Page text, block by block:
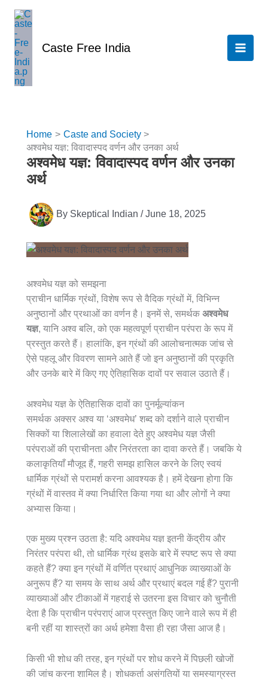
content
Caste Free India
Home
Caste and Society
अश्वमेध यज्ञ: विवादास्पद वर्णन और उनका अर्थ
अश्वमेध यज्ञ: विवादास्पद वर्णन और उनका
अर्थ
By Skeptical Indian /June 18, 2025
अश्वमेध यज्ञ को समझना
प्राचीन धार्मिक ग्रंथों, विशेष रूप से वैदिक ग्रंथों में, विभिन्न
अनुष्ठानों और प्रथाओं का वर्णन है। इनमें से, समर्थक अश्वमेध
यज्ञ, यानि अश्व बलि, को एक महत्वपूर्ण प्राचीन परंपरा के रूप में
प्रस्तुत करते हैं। हालांकि, इन ग्रंथों की आलोचनात्मक जांच से
ऐसे पहलू और विवरण सामने आते हैं जो इन अनुष्ठानों की प्रकृति
और उनके बारे में किए गए ऐतिहासिक दावों पर सवाल उठाते हैं।
अश्वमेध यज्ञ के ऐतिहासिक दावों का पुनर्मूल्यांकन
समर्थक अक्सर अश्व या ‘अश्वमेध’ शब्द को दर्शाने वाले प्राचीन
सिक्कों या शिलालेखों का हवाला देते हुए अश्वमेध यज्ञ जैसी
परंपराओं की प्राचीनता और निरंतरता का दावा करते हैं। जबकि ये
कलाकृतियाँ मौजूद हैं, गहरी समझ हासिल करने के लिए स्वयं
धार्मिक ग्रंथों से परामर्श करना आवश्यक है। हमें देखना होगा कि
ग्रंथों में वास्तव में क्या निर्धारित किया गया था और लोगों ने क्या
अभ्यास किया।
एक मुख्य प्रश्न उठता है: यदि अश्वमेध यज्ञ इतनी केंद्रीय और
निरंतर परंपरा थी, तो धार्मिक ग्रंथ इसके बारे में स्पष्ट रूप से क्या
कहते हैं? क्या इन ग्रंथों में वर्णित प्रथाएं आधुनिक व्याख्याओं के
अनुरूप हैं? या समय के साथ अर्थ और प्रथाएं बदल गई हैं? पुरानी
व्याख्याओं और टीकाओं में गहराई से उतरना इस विचार को चुनौती
देता है कि प्राचीन परंपराएं आज प्रस्तुत किए जाने वाले रूप में ही
बनी रहीं या शास्त्रों का अर्थ हमेशा वैसा ही रहा जैसा आज है।
किसी भी शोध की तरह, इन ग्रंथों पर शोध करने में पिछली खोजों
की जांच करना शामिल है। शोधकर्ता असंगतियों या समस्याग्रस्त